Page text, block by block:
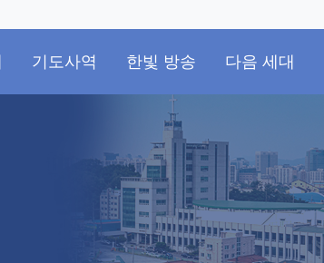
기도사역 한빛 방송 다음 세대